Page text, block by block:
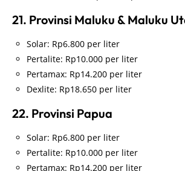
21. Provinsi Maluku & Maluku
Solar: Rp6.800 per liter
Pertalite: Rp10.000 per liter
Pertamax: Rp14.200 per liter
Dexlite: Rp18.650 per liter
22. Provinsi Papua
Solar: Rp6.800 per liter
Pertalite: Rp10.000 per liter
Pertamax: Rp14.200 per liter